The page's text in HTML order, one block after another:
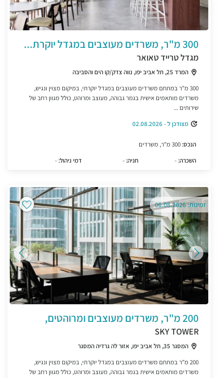
300 מ"ר, משרדים מעוצבים במגדל יוקרת...
מגדל טרייד טאואר
המרד 25, תל אביב יפו, נווה צדק/קו הים והסביבה
300 מ"ר במתחם משרדים מעוצבים במגדל יוקרתי, במיקום מצוין ונגיש,
משרדים מותאמים אישית בגמר גבוהה, מעוצב ומרוהט, כולל מגוון רחב של
שירותים ...
מצודכן ל - 02.08.2026
הנכס:
השכרה: - חניה: - דמי ניהול: -
זמינות: 06.08.2026
200 מ"ר, משרדים מעוצבים ומרוהטים,
SKY TOWER
המסגר 35, תל אביב יפו, אזור לה גרדיה המסגר
200 מ"ר במתחם משרדים מעוצבים במגדל יוקרתי, במיקום מצוין ונגיש,
משרדים מותאמים אישית בגמר גבוהה, מעוצב ומרוהט, כולל מגוון רחב של